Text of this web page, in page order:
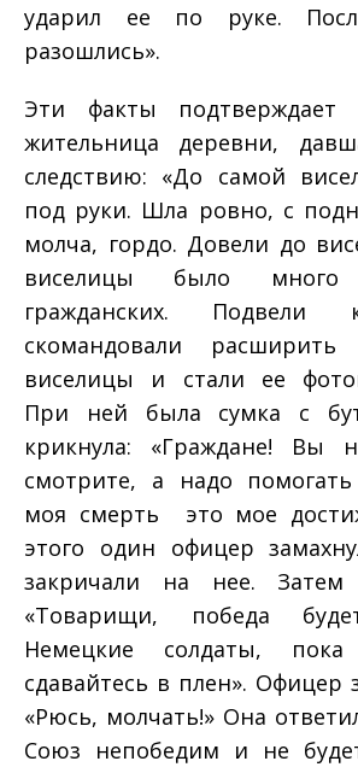
ударил ее по руке.
разошлись».
Эти факты
жительница деревни,
следствию: «До самой
под руки. Шла ровно, с
молча, гордо. Довели до
виселицы было
гражданских. Подвели
скомандовали
виселицы и стали ее
При ней была сумка с
крикнула: «Граждане! Вы
смотрите, а надо
моя смерть ­ это мое
этого один офицер
закричали на нее. Затем
«Товарищи, победа
Немецкие солдаты,
сдавайтесь в плен». Офицер
«Рюсь, молчать!» Она
Союз непобедим и не